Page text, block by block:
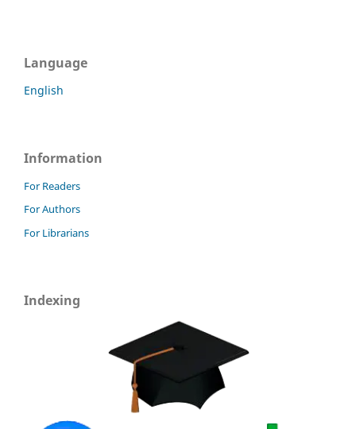
Language
English
Information
For Readers
For Authors
For Librarians
Indexing